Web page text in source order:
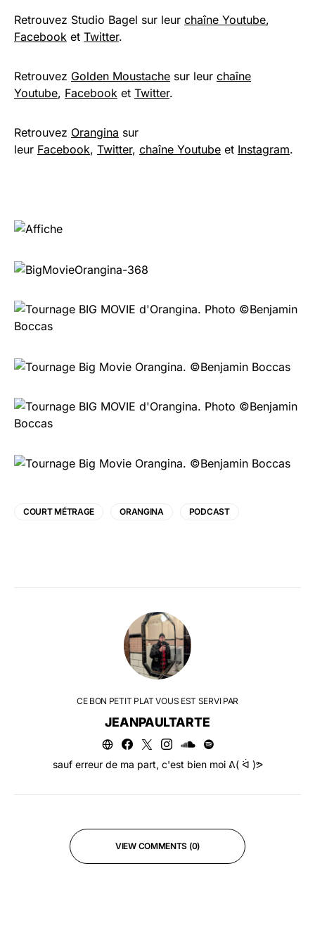
Retrouvez Studio Bagel sur leur chaîne Youtube,
Facebook et Twitter.
Retrouvez Golden Moustache sur leur chaîne
Youtube, Facebook et Twitter.
Retrouvez Orangina sur
leur Facebook, Twitter, chaîne Youtube et Instagram.
COURT MÉTRAGE ORANGINA PODCAST
CE BON PETIT PLAT VOUS EST SERVI PAR
JEANPAULTARTE
sauf erreur de ma part, c'est bien moi ᕕ( ᐛ )ᕗ
VIEW COMMENTS (0)